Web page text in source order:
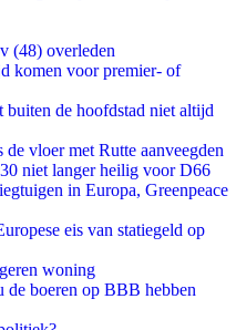
(48) overleden
komen voor premier- of
buiten de hoofdstad niet altijd
vloer met Rutte aanveegden
niet langer heilig voor D66
in Europa, Greenpeace
eis van statiegeld op
woning
boeren op BBB hebben